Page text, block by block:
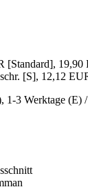
[Standard],
[S], 12,12
3 Werktage (E)